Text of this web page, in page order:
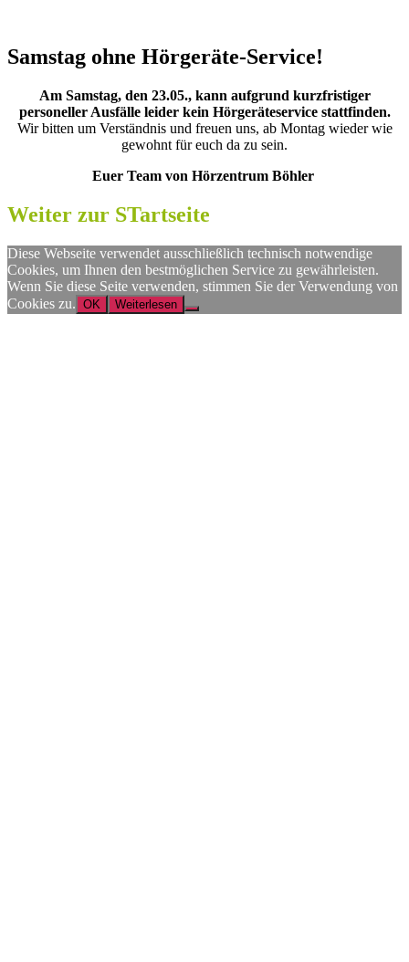
Samstag ohne Hörgeräte-Service!
Am Samstag, den 23.05., kann aufgrund kurzfristiger
personeller Ausfälle leider kein Hörgeräteservice stattfinden.
Wir bitten um Verständnis und freuen uns, ab Montag wieder wie
gewohnt für euch da zu sein.
Euer Team von Hörzentrum Böhler
Weiter zur STartseite
Diese Webseite verwendet ausschließlich technisch notwendige
Cookies, um Ihnen den bestmöglichen Service zu gewährleisten.
Wenn Sie diese Seite verwenden, stimmen Sie der Verwendung von
Cookies zu. OK Weiterlesen